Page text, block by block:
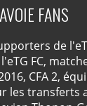
FANS
de
FC,
CFA 2,
les transferts